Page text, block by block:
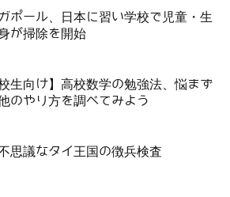
ポール、日本に習い学校で児童・生
が掃除を開始
校生向け】高校数学の勉強法、悩まず
のやり方を調べてみよう
思議なタイ王国の徴兵検査